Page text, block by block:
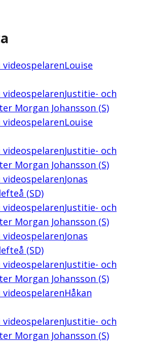
Louise
Justitie- och
Morgan Johansson (S)
Louise
Justitie- och
Morgan Johansson (S)
Jonas
(SD)
Justitie- och
Morgan Johansson (S)
Jonas
(SD)
Justitie- och
Morgan Johansson (S)
videospelarenHåkan
Justitie- och
Morgan Johansson (S)